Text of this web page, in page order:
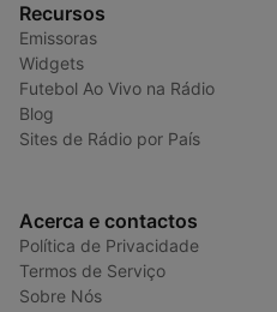
Recursos
Emissoras
Widgets
Futebol Ao Vivo na Rádio
Blog
Sites de Rádio por País
Acerca e contactos
Política de Privacidade
Termos de Serviço
Sobre Nós